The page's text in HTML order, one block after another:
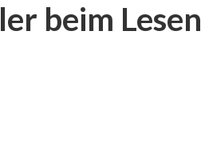
beim Lesen